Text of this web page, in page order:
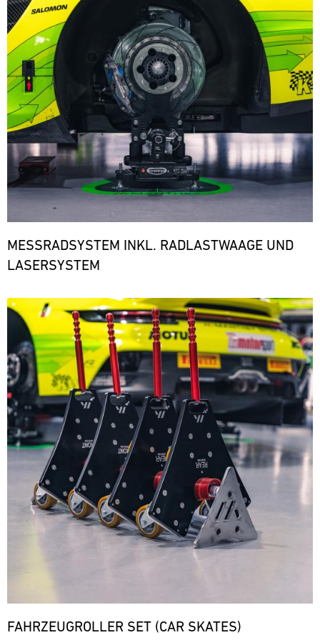
den
notwendigen
Ersatzteilen.
MESSRADSYSTEM INKL. RADLASTWAAGE UND
LASERSYSTEM
Bild
FAHRZEUGROLLER SET (CAR SKATES)